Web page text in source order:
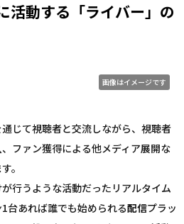
活動する「ライバー」の
画像はイメージです
通じて視聴者と交流しながら、視聴者
、ファン獲得による他メディア展開な
。
行うような活動だったリアルタイム
台あれば誰でも始められる配信プラッ